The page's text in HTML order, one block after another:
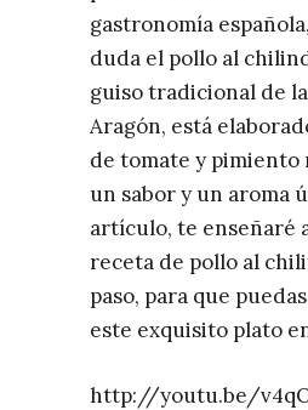
gastronomía
duda el pollo al
guiso tradicional de
Aragón, está
de tomate y pimiento
un sabor y un aroma
artículo, te enseñaré
receta de pollo al
paso, para que
este exquisito plato
http://youtu.be/